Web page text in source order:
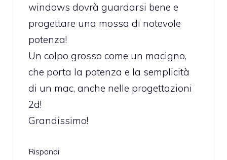
windows dovrà guardarsi bene e
progettare una mossa di notevole
potenza!
Un colpo grosso come un macigno,
che porta la potenza e la semplicità
di un mac, anche nelle progettazioni
2d!
Grandissimo!
Rispondi